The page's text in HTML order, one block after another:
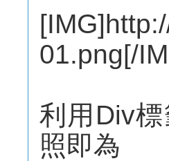
01.png[/
利用Div
照即為